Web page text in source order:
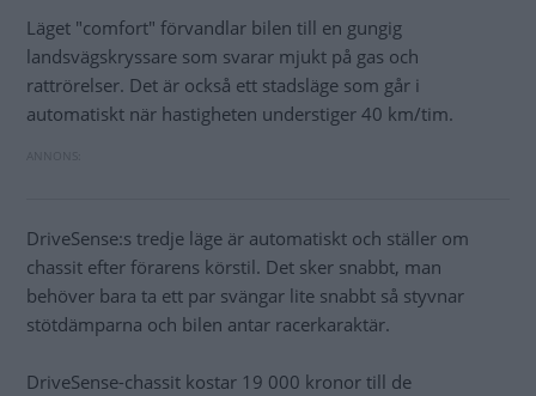
Läget "comfort" förvandlar bilen till en gungig
landsvägskryssare som svarar mjukt på gas och
rattrörelser. Det är också ett stadsläge som går i
automatiskt när hastigheten understiger 40 km/tim.
DriveSense:s tredje läge är automatiskt och ställer om
chassit efter förarens körstil. Det sker snabbt, man
behöver bara ta ett par svängar lite snabbt så styvnar
stötdämparna och bilen antar racerkaraktär.
DriveSense-chassit kostar 19 000 kronor till de